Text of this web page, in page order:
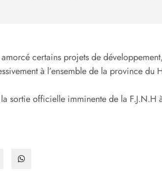
certains projets de
à l’ensemble de la province du
sortie officielle imminente de la